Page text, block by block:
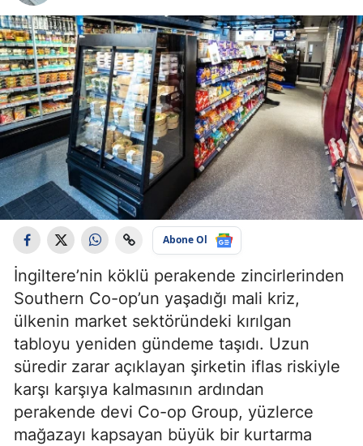
Abone Ol
İngiltere’nin köklü perakende zincirlerinden
Southern Co-op’un yaşadığı mali kriz,
ülkenin market sektöründeki kırılgan
tabloyu yeniden gündeme taşıdı. Uzun
süredir zarar açıklayan şirketin iflas riskiyle
karşı karşıya kalmasının ardından
perakende devi Co-op Group, yüzlerce
mağazayı kapsayan büyük bir kurtarma